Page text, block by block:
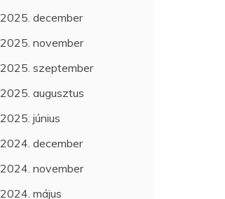
2025. december
2025. november
2025. szeptember
2025. augusztus
2025. június
2024. december
2024. november
2024. május